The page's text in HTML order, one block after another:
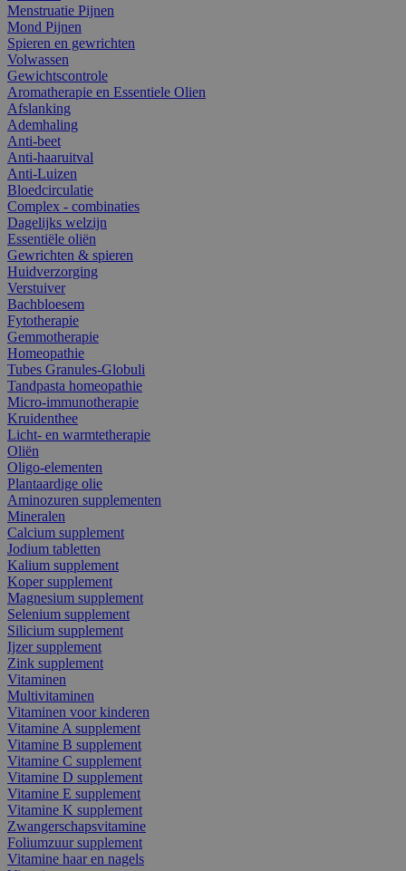
Menstruatie Pijnen
Mond Pijnen
Spieren en gewrichten
Volwassen
Gewichtscontrole
Aromatherapie en Essentiele Olien
Afslanking
Ademhaling
Anti-beet
Anti-haaruitval
Anti-Luizen
Bloedcirculatie
Complex - combinaties
Dagelijks welzijn
Essentiële oliën
Gewrichten & spieren
Huidverzorging
Verstuiver
Bachbloesem
Fytotherapie
Gemmotherapie
Homeopathie
Tubes Granules-Globuli
Tandpasta homeopathie
Micro-immunotherapie
Kruidenthee
Licht- en warmtetherapie
Oliën
Oligo-elementen
Plantaardige olie
Aminozuren supplementen
Mineralen
Calcium supplement
Jodium tabletten
Kalium supplement
Koper supplement
Magnesium supplement
Selenium supplement
Silicium supplement
Ijzer supplement
Zink supplement
Vitaminen
Multivitaminen
Vitaminen voor kinderen
Vitamine A supplement
Vitamine B supplement
Vitamine C supplement
Vitamine D supplement
Vitamine E supplement
Vitamine K supplement
Zwangerschapsvitamine
Foliumzuur supplement
Vitamine haar en nagels